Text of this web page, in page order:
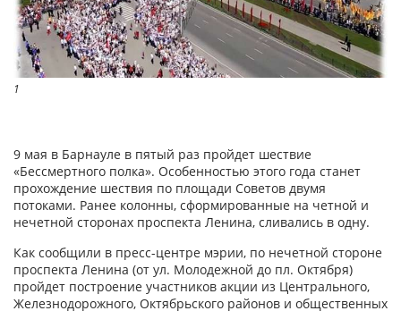
1
9 мая в Барнауле в пятый раз пройдет шествие
«Бессмертного полка». Особенностью этого года станет
прохождение шествия по площади Советов двумя
потоками. Ранее колонны, сформированные на четной и
нечетной сторонах проспекта Ленина, сливались в одну.
Как сообщили в пресс-центре мэрии, по нечетной стороне
проспекта Ленина (от ул. Молодежной до пл. Октября)
пройдет построение участников акции из Центрального,
Железнодорожного, Октябрьского районов и общественных